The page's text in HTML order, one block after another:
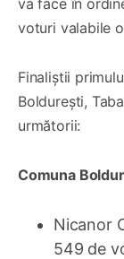
voturi valabile
Finaliștii
Boldurești,
următorii:
Comuna
Nicanor
549 de